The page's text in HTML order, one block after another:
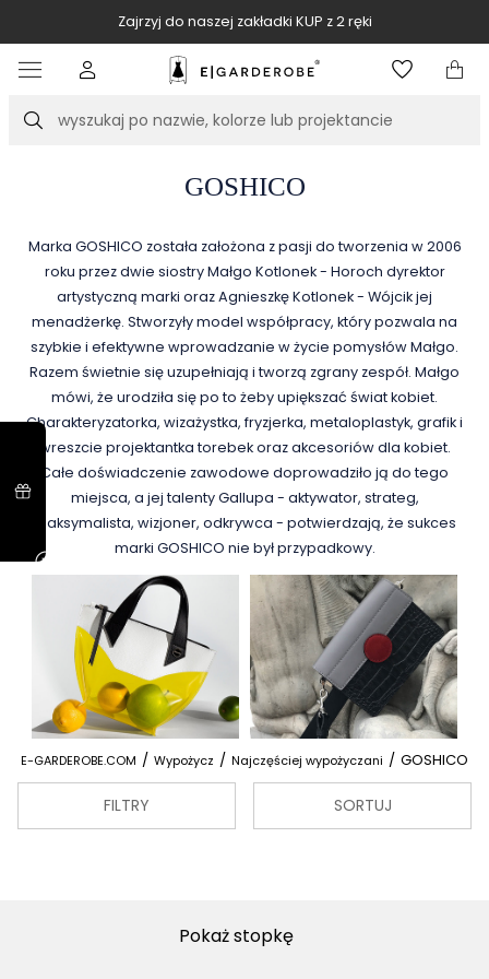
Zajrzyj do naszej zakładki KUP z 2 ręki
Szukaj
GOSHICO
Marka GOSHICO została założona z pasji do tworzenia w 2006
roku przez dwie siostry Małgo Kotlonek - Horoch dyrektor
artystyczną marki oraz Agnieszkę Kotlonek - Wójcik jej
menadżerkę. Stworzyły model współpracy, który pozwala na
szybkie i efektywne wprowadzanie w życie pomysłów Małgo.
Razem świetnie się uzupełniają i tworzą zgrany zespół. Małgo
mówi, że urodziła się po to żeby upiększać świat kobiet.
Charakteryzatorka, wizażystka, fryzjerka, metaloplastyk, grafik i
wreszcie projektantka torebek oraz akcesoriów dla kobiet.
Całe doświadczenie zawodowe doprowadziło ją do tego
miejsca, a jej talenty Gallupa - aktywator, strateg,
maksymalista, wizjoner, odkrywca - potwierdzają, że sukces
marki GOSHICO nie był przypadkowy.
E-GARDEROBE.COM / Wypożycz / Najczęściej wypożyczani / GOSHICO
FILTRY SORTUJ
Pokaż stopkę